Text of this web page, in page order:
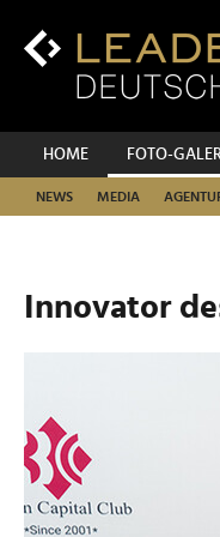
Inhalt
Hauptnavigation
HOME FOTO-
NEWS MEDIA
Innovator